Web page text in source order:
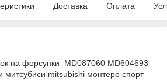
Доставка Оплата
на форсунки MD087060 MD604693
mitsubishi монтеро спорт